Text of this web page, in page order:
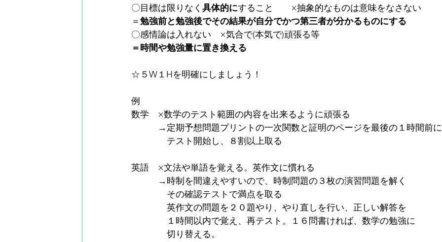
〇目標は限りなく 具体的にすること　　×抽象的なものは意味をなさない
＝勉強前と勉強後でその結果が自分でかつ第三者が分かるものにする
〇感情論は入れない　×気合で(本気で)頑張る等
＝時間や勉強量に置き換える
☆５W１Hを明確にしましょう！
例
数学　×数学のテスト範囲の内容を出来るように頑張る
→定期予想問題プリントの一次関数と証明のページを最後の１時間前に
テスト開始し、８割以上取る
英語　×文法や単語を覚える。英作文に慣れる
→時制を間違えやすいので、時制問題の３枚の演習問題を解く
その確認テストで満点を取る
英作文の問題を２０題やり、やり直しを行い、正しい解答を
１時間以内で覚え、再テスト。１６問書ければ、数学の勉強に
切り替える。